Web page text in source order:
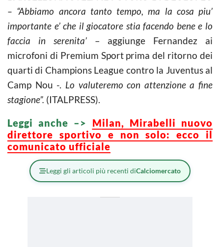
– “Abbiamo ancora tanto tempo, ma la cosa piu’
importante e’ che il giocatore stia facendo bene e lo
faccia in serenita’– aggiunge Fernandez ai
microfoni di Premium Sport prima del ritorno dei
quarti di Champions League contro la Juventus al
Camp Nou -. Lo valuteremo con attenzione a fine
stagione”. (ITALPRESS).
Leggi anche –>
Milan, Mirabelli nuovo
direttore sportivo e non solo: ecco il
comunicato ufficiale
Leggi gli articoli più recenti diCalciomercato